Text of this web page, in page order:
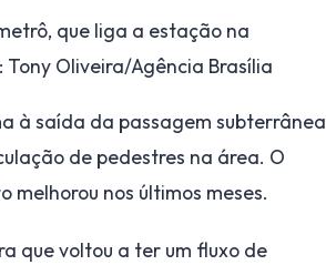
que liga a estação na
Oliveira/Agência Brasília
à saída da passagem subterrânea
de pedestres na área. O
melhorou nos últimos meses.
que voltou a ter um fluxo de